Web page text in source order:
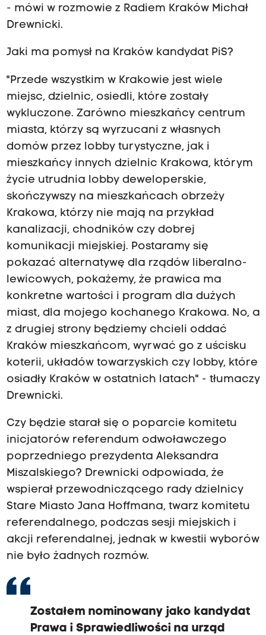
- mówi w rozmowie z Radiem Kraków Michał
Drewnicki.
Jaki ma pomysł na Kraków kandydat PiS?
"Przede wszystkim w Krakowie jest wiele
miejsc, dzielnic, osiedli, które zostały
wykluczone. Zarówno mieszkańcy centrum
miasta, którzy są wyrzucani z własnych
domów przez lobby turystyczne, jak i
mieszkańcy innych dzielnic Krakowa, którym
życie utrudnia lobby deweloperskie,
skończywszy na mieszkańcach obrzeży
Krakowa, którzy nie mają na przykład
kanalizacji, chodników czy dobrej
komunikacji miejskiej. Postaramy się
pokazać alternatywę dla rządów liberalno-
lewicowych, pokażemy, że prawica ma
konkretne wartości i program dla dużych
miast, dla mojego kochanego Krakowa. No, a
z drugiej strony będziemy chcieli oddać
Kraków mieszkańcom, wyrwać go z uścisku
koterii, układów towarzyskich czy lobby, które
osiadły Kraków w ostatnich latach" - tłumaczy
Drewnicki.
Czy będzie starał się o poparcie komitetu
inicjatorów referendum odwoławczego
poprzedniego prezydenta Aleksandra
Miszalskiego? Drewnicki odpowiada, że
wspierał przewodniczącego rady dzielnicy
Stare Miasto Jana Hoffmana, twarz komitetu
referendalnego, podczas sesji miejskich i
akcji referendalnej, jednak w kwestii wyborów
nie było żadnych rozmów.
Zostałem nominowany jako kandydat
Prawa i Sprawiedliwości na urząd